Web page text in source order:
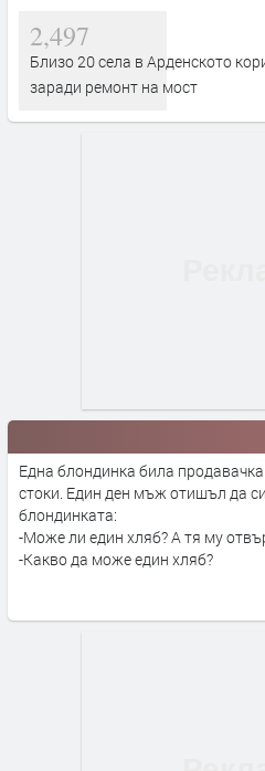
2,497
Близо 20 села в Арденското
заради ремонт на мост
Една блондинка била
стоки. Един ден мъж отишъл да
блондинката:
-Може ли един хляб? А тя му
-Какво да може един хляб?